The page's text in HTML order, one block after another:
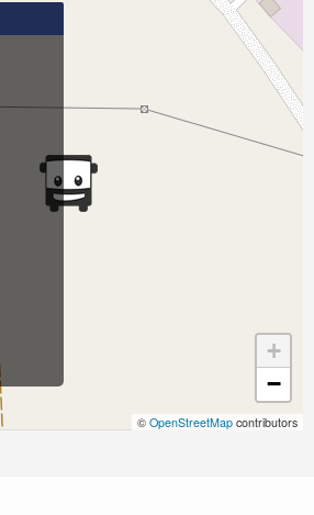
+
−
© OpenStreetMap contributors